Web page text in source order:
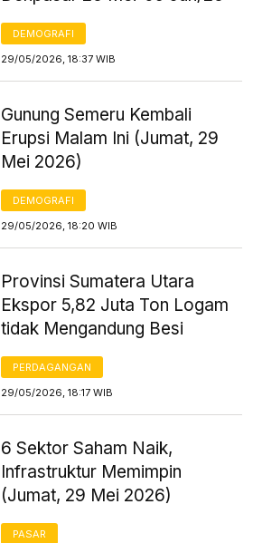
DEMOGRAFI
29/05/2026, 18:37 WIB
Gunung Semeru Kembali
Erupsi Malam Ini (Jumat, 29
Mei 2026)
DEMOGRAFI
29/05/2026, 18:20 WIB
Provinsi Sumatera Utara
Ekspor 5,82 Juta Ton Logam
tidak Mengandung Besi
PERDAGANGAN
29/05/2026, 18:17 WIB
6 Sektor Saham Naik,
Infrastruktur Memimpin
(Jumat, 29 Mei 2026)
PASAR